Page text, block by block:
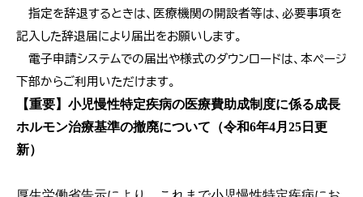
指定を辞退するときは、医療機関の開設者等は、必要事項を
記入した辞退届により届出をお願いします。
電子申請システムでの届出や様式のダウンロードは、本ページ
下部からご利用いただけます。
【重要】小児慢性特定疾病の医療費助成制度に係る成長
ホルモン治療基準の撤廃について（令和6年4月25日更
新）